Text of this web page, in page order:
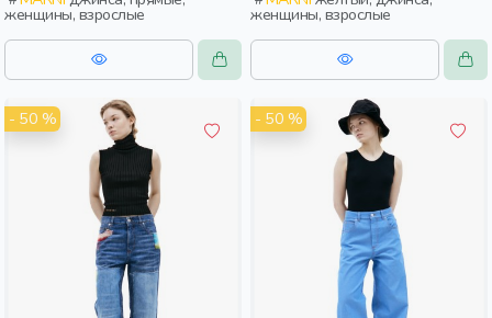
женщины, взрослые женщины, взрослые
- 50 % - 50 %